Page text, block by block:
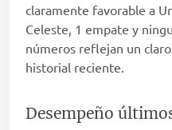
claramente favorable a
Celeste, 1 empate y
números reflejan un
historial reciente.
Desempeño